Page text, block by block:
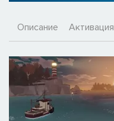
Описание Активация